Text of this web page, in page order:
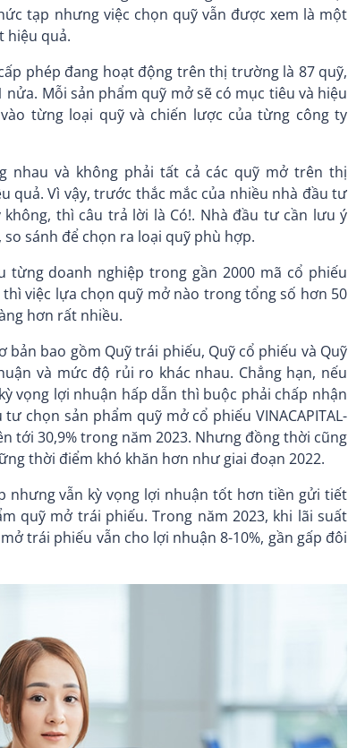
tạp nhưng việc chọn quỹ vẫn được xem là một
hiệu quả.
phép đang hoạt động trên thị trường là 87 quỹ,
Mỗi sản phẩm quỹ mở sẽ có mục tiêu và hiệu
từng loại quỹ và chiến lược của từng công ty
nhau và không phải tất cả các quỹ mở trên thị
quả. Vì vậy, trước thắc mắc của nhiều nhà đầu tư
thì câu trả lời là Có!. Nhà đầu tư cần lưu ý
sánh để chọn ra loại quỹ phù hợp.
từng doanh nghiệp trong gần 2000 mã cổ phiếu
việc lựa chọn quỹ mở nào trong tổng số hơn 50
hơn rất nhiều.
bản bao gồm Quỹ trái phiếu, Quỹ cổ phiếu và Quỹ
và mức độ rủi ro khác nhau. Chẳng hạn, nếu
vọng lợi nhuận hấp dẫn thì buộc phải chấp nhận
chọn sản phẩm quỹ mở cổ phiếu VINACAPITAL-
tới 30,9% trong năm 2023. Nhưng đồng thời cũng
thời điểm khó khăn hơn như giai đoạn 2022.
nhưng vẫn kỳ vọng lợi nhuận tốt hơn tiền gửi tiết
quỹ mở trái phiếu. Trong năm 2023, khi lãi suất
trái phiếu vẫn cho lợi nhuận 8-10%, gần gấp đôi